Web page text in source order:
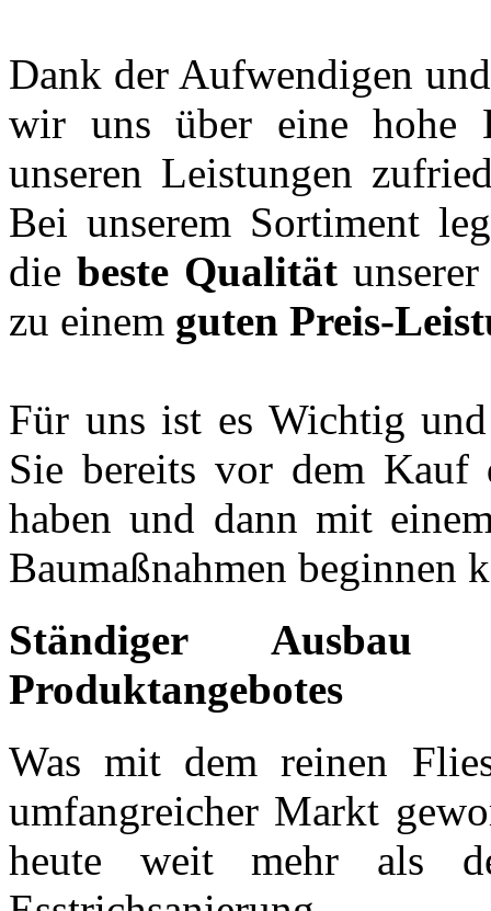
Dank der Aufwendigen
wir uns über eine hohe
unseren Leistungen
Bei unserem Sortiment
die beste Qualität
zu einem guten Preis-
Für uns ist es Wichtig
Sie bereits vor dem
haben und dann mit
Baumaßnahmen beginnen
Ständiger Ausbau
Produktangebotes
Was mit dem reinen
umfangreicher Markt
heute weit mehr als